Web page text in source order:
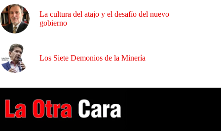
La cultura del atajo y el desafío del nuevo
gobierno
Los Siete Demonios de la Minería